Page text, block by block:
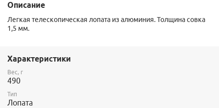
Описание
Легкая телескопическая лопата из алюминия. Толщина совка
1,5 мм.
Характеристики
Вес, г
490
Тип
Лопата